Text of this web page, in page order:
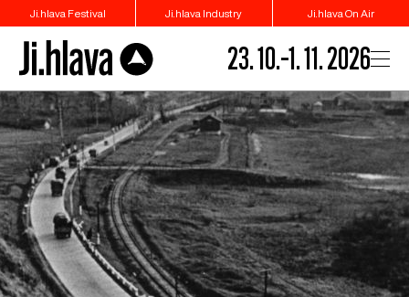
Ji.hlava Festival Ji.hlava Industry Ji.hlava On Air
23. 10.–1. 11. 2026